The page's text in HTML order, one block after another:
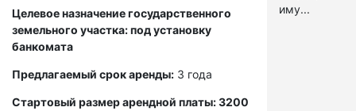
Целевое назначение государственного
земельного участка: под установку
банкомата
Предлагаемый срок аренды: 3 года
Стартовый размер арендной платы: 3200
иму...